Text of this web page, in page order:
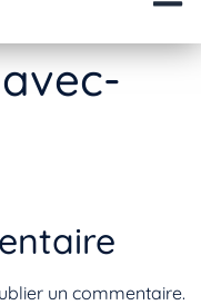
un commentaire.